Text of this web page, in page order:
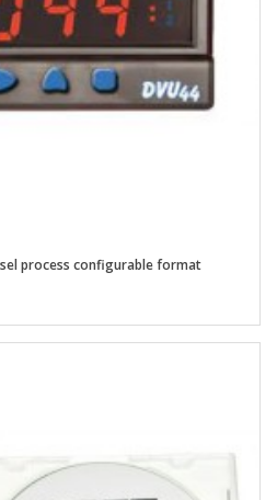
process configurable format